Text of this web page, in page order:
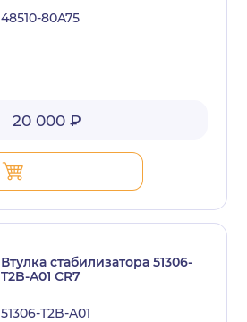
48510-80A75
20 000 ₽
Втулка стабилизатора 51306-
T2B-A01 CR7
51306-T2B-A01